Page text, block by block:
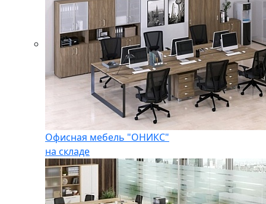
Офисная мебель "ОНИКС"
на складе